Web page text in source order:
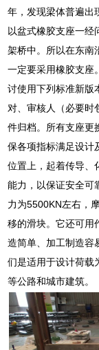
年，发现梁体普遍出
以盆式橡胶支座一经
架桥中。所以在东南
一定要采用橡胶支座
讨使用下列标准新版
对、审核人（必要时
件归档。所有支座更
保各项指标满足设计
位置上，起着传导、
能力，以保证安全可
力为5500KN左右，
移的滑块。它还可用
造简单、加工制造容
们是适用于设计荷载
等公路和城市建筑。